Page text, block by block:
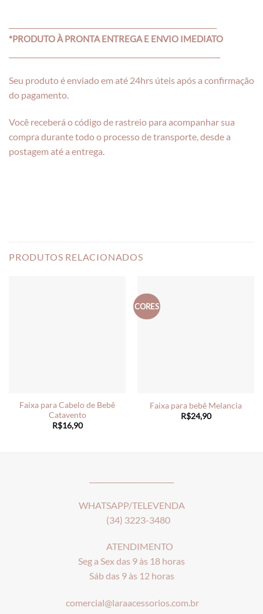
*PRODUTO À PRONTA ENTREGA E ENVIO IMEDIATO
Seu produto é enviado em até 24hrs úteis após a confirmação
do pagamento.
Você receberá o código de rastreio para acompanhar sua
compra durante todo o processo de transporte, desde a
postagem até a entrega.
PRODUTOS RELACIONADOS
Faixa para Cabelo de Bebê
Catavento
R$16,90
CORES
Faixa para bebê Melancia
R$24,90
WHATSAPP/TELEVENDA
(34) 3223-3480
ATENDIMENTO
Seg a Sex das 9 às 18 horas
Sáb das 9 às 12 horas
comercial@laraacessorios.com.br